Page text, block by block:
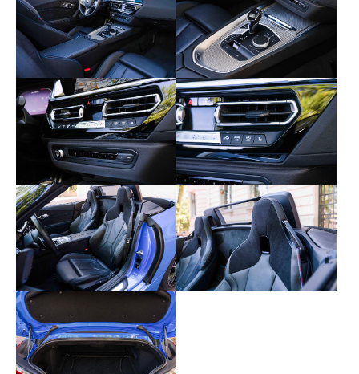
- Seuils de portes avec inscription M40i
- Ecran tactile 12.3’’ avec fonction d’écran
partagé
- Controler i-Drive
- Apple Carplay, Android Auto
- Commandes vocales
- Système audio Harman Kardon de 408 W et
12haut-parleurs / Tuner numérique DAB
- Climatisation automatiques bi-zones
- Filet anti-remous